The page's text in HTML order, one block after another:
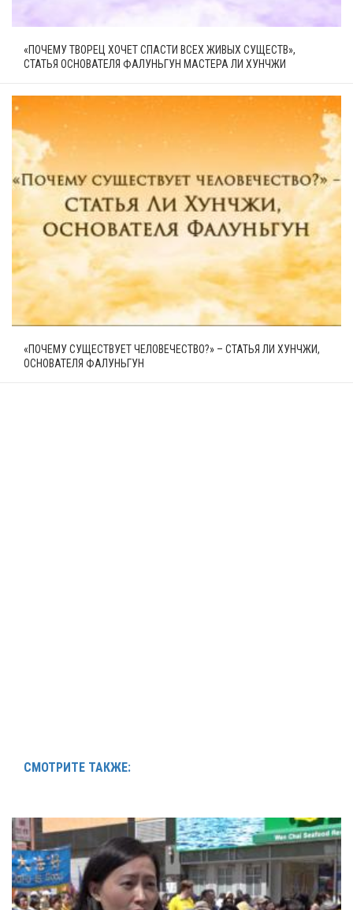
«ПОЧЕМУ ТВОРЕЦ ХОЧЕТ СПАСТИ ВСЕХ ЖИВЫХ СУЩЕСТВ»,
СТАТЬЯ ОСНОВАТЕЛЯ ФАЛУНЬГУН МАСТЕРА ЛИ ХУНЧЖИ
«ПОЧЕМУ СУЩЕСТВУЕТ ЧЕЛОВЕЧЕСТВО?» – СТАТЬЯ ЛИ ХУНЧЖИ,
ОСНОВАТЕЛЯ ФАЛУНЬГУН
СМОТРИТЕ ТАКЖЕ: